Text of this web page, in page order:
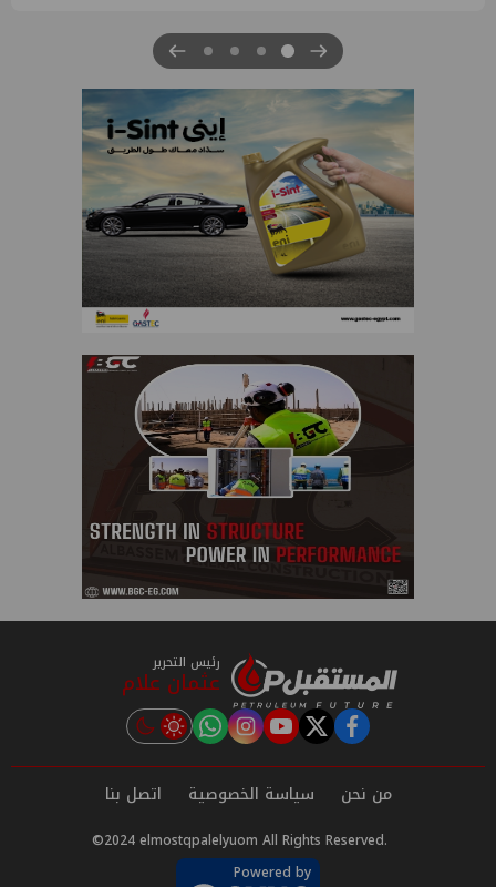
رئيس التحرير
عثمان علام
facebook
twitter
youtube
instagram
tiktok
من نحن سياسة الخصوصية اتصل بنا
©2024 elmostqpalelyuom All Rights Reserved.
Powered by